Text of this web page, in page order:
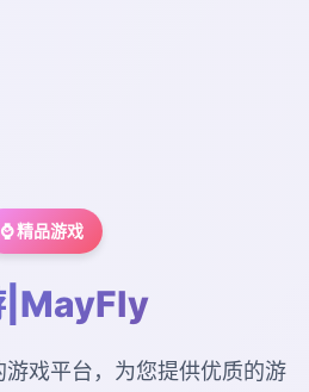
⌚ 精品游戏
|MayFly
戏平台，为您提供优质的游